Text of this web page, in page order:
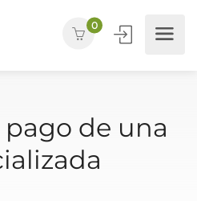
0
de una